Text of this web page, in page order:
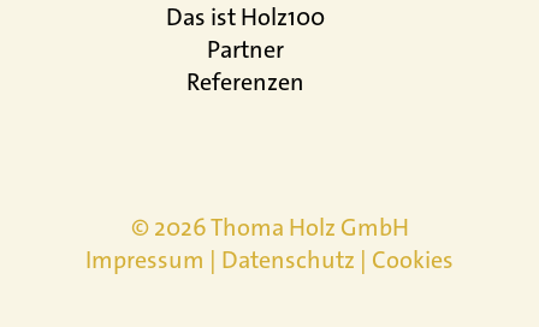
Das ist Holz100
Partner
Referenzen
© 2026 Thoma Holz GmbH
Impressum | Datenschutz | Cookies